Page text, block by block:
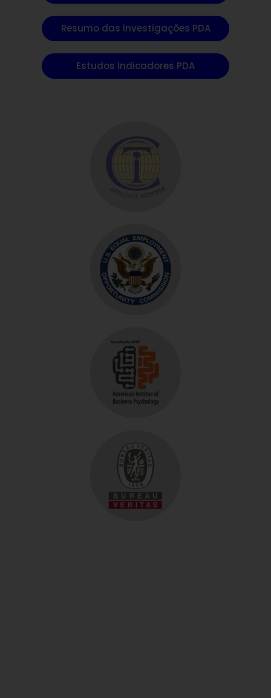
Resumo das investigações PDA
Estudos Indicadores PDA